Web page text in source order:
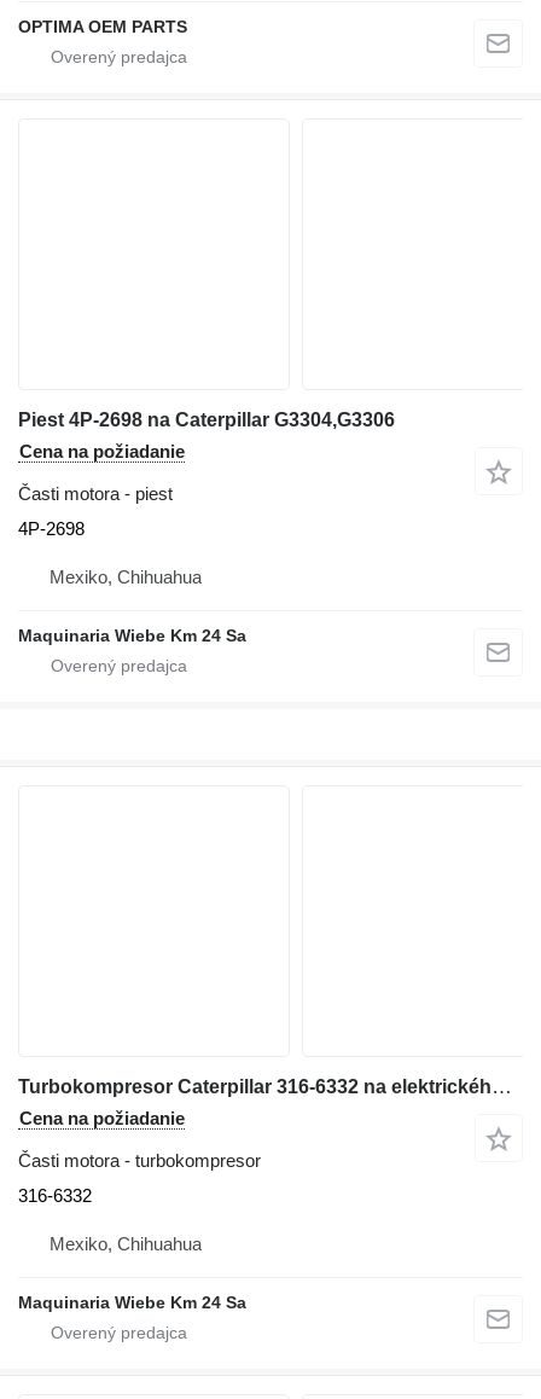
OPTIMA OEM PARTS
Piest 4P-2698 na Caterpillar G3304,G3306
Cena na požiadanie
Časti motora - piest
4P-2698
Mexiko, Chihuahua
Maquinaria Wiebe Km 24 Sa
Turbokompresor Caterpillar 316-6332 na elektrického generátora Caterpillar 3512C
Cena na požiadanie
Časti motora - turbokompresor
316-6332
Mexiko, Chihuahua
Maquinaria Wiebe Km 24 Sa